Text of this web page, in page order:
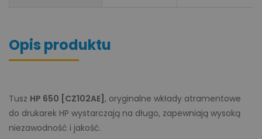
Opis produktu
Tusz HP 650 [CZ102AE] , oryginalne wkłady atramentowe
do drukarek HP wystarczają na długo, zapewniają wysoką
niezawodność i jakość.